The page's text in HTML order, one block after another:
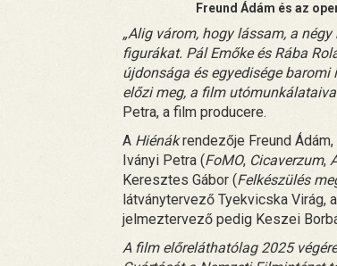
Freund Ádám és az
„Alig várom, hogy lássam, a
figurákat. Pál Emőke és Rába
újdonsága és egyedisége
előzi meg, a film
Petra, a film producere.
A Hiénákrendezője Freund
Iványi Petra (FoMO, Cicaverzum,
Keresztes Gábor (Felkészülés
látványtervező Tyekvicska Virág,
jelmeztervező pedig Keszei
A film előreláthatólag 2025